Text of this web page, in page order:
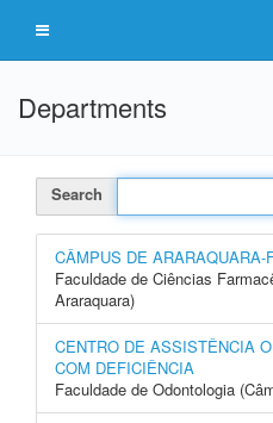
Departments
Search
CÂMPUS DE ARARAQUARA-
Faculdade de Ciências
Araraquara)
CENTRO DE ASSISTÊNCIA
COM DEFICIÊNCIA
Faculdade de Odontologia